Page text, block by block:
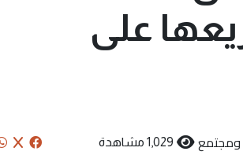
على
1,029 مشاهدة